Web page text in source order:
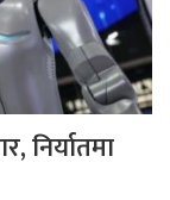
निर्यातमा